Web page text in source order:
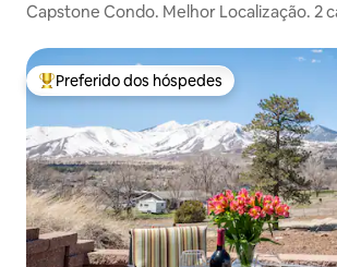
Capstone Condo. Melhor Localização. 2
Entre os melhores preferidos dos hóspedes
Preferido dos hóspedes